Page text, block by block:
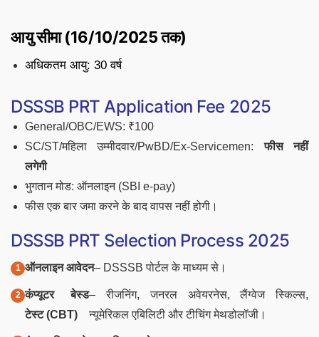
आयु सीमा (16/10/2025 तक)
अधिकतम आयु: 30 वर्ष
DSSSB PRT Application Fee 2025
General/OBC/EWS: ₹100
SC/ST/महिला उम्मीदवार/PwBD/Ex-Servicemen:फीस नहीं
लगेगी
भुगतान मोड: ऑनलाइन (SBI e-pay)
फीस एक बार जमा करने के बाद वापस नहीं होगी।
DSSSB PRT Selection Process 2025
ऑनलाइन आवेदन– DSSSB पोर्टल के माध्यम से।
कंप्यूटर बेस्ड
टेस्ट (CBT)
– रीजनिंग, जनरल अवेयरनेस, लैंग्वेज स्किल्स,
न्यूमेरिकल एबिलिटी और टीचिंग मेथडोलॉजी।